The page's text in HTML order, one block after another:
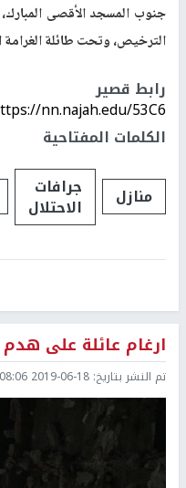
جنوب المسجد الأقصى
الترخيص، وتحت طائلة الغرامة
رابط قصير
nn.najah.edu/53C6/
الكلمات المفتاحية
منازل جرافات
الاحتلال
ارغام عائلة على
تم النشر بتاريخ: 2019-06-18 08:06